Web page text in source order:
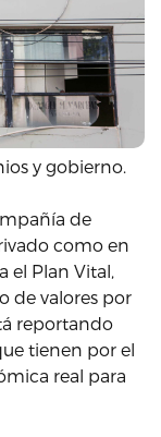
y gobierno.
de
como en
el Plan Vital,
de valores por
reportando
tienen por el
real para